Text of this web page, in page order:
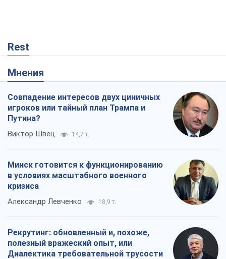
Rest
Мнения
Совпадение интересов двух циничных
игроков или тайный план Трампа и
Путина?
Виктор Швец 14,7 т.
Минск готовится к функционированию
в условиях масштабного военного
кризиса
Александр Левченко 18,9 т.
Рекрутинг: обновленный и, похоже,
полезный вражеский опыт, или
Диалектика требовательной трусости